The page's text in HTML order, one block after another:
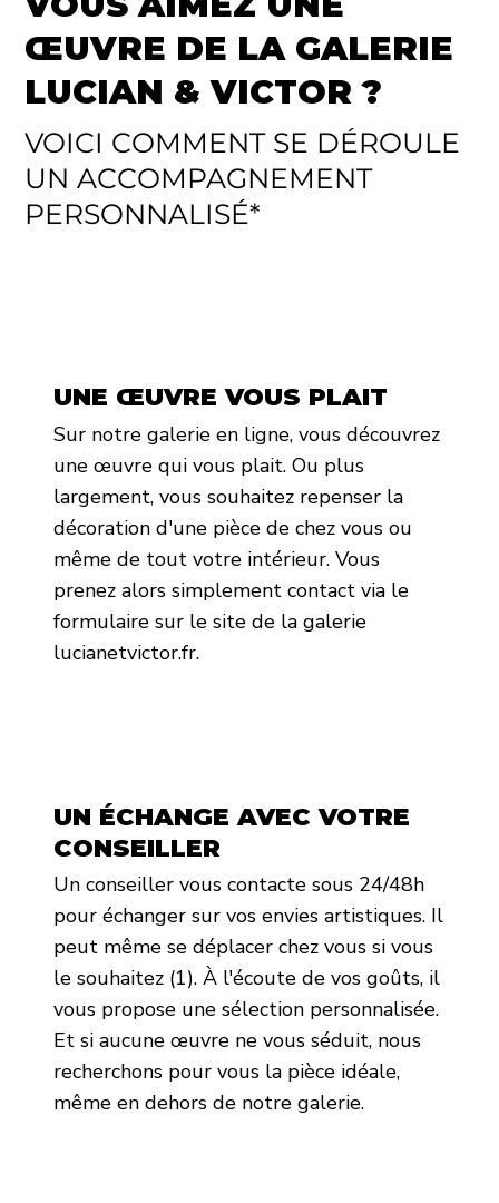
ŒUVRE DE LA GALERIE
LUCIAN & VICTOR ?
VOICI COMMENT SE DÉROULE
UN ACCOMPAGNEMENT
PERSONNALISÉ*
UNE ŒUVRE VOUS PLAIT
Sur notre galerie en ligne, vous découvrez
une œuvre qui vous plait. Ou plus
largement, vous souhaitez repenser la
décoration d'une pièce de chez vous ou
même de tout votre intérieur. Vous
prenez alors simplement contact via le
formulaire sur le site de la galerie
lucianetvictor.fr.
UN ÉCHANGE AVEC VOTRE
CONSEILLER
Un conseiller vous contacte sous 24/48h
pour échanger sur vos envies artistiques. Il
peut même se déplacer chez vous si vous
le souhaitez (1). À l'écoute de vos goûts, il
vous propose une sélection personnalisée.
Et si aucune œuvre ne vous séduit, nous
recherchons pour vous la pièce idéale,
même en dehors de notre galerie.